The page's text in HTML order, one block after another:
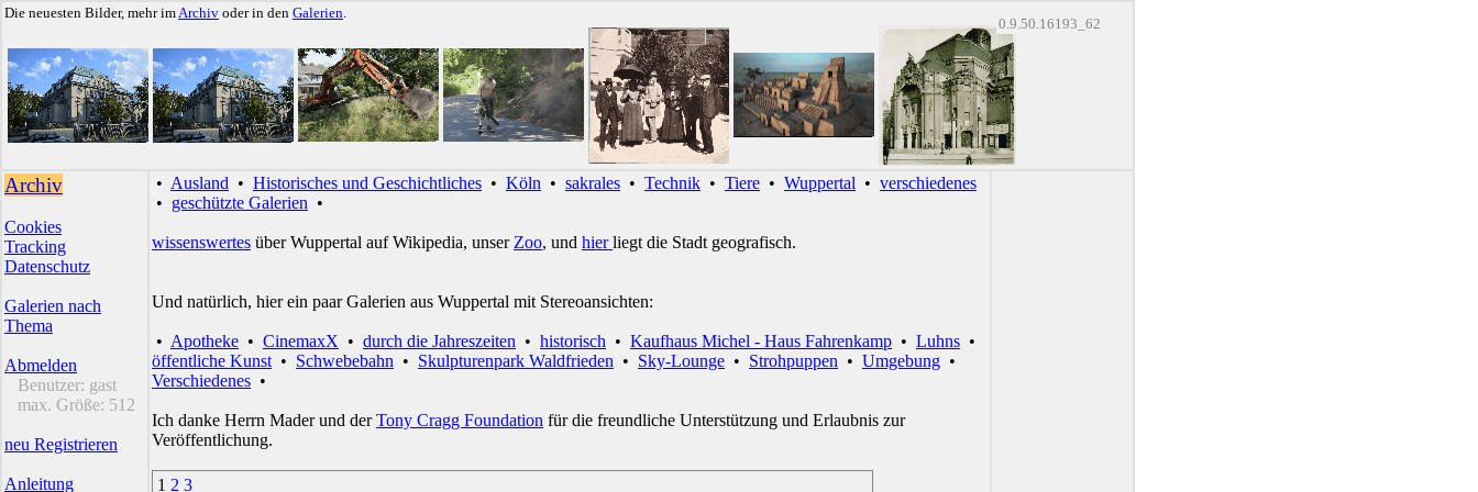
Die neuesten Bilder, mehr imArchiv oder in den Galerien.
0.9.50.16193_62
Archiv
Cookies
Tracking
Datenschutz
Galerien nach
Thema
Abmelden
Benutzer: gast
max. Größe: 512
neu Registrieren
Anleitung
• Ausland • Historisches und Geschichtliches • Köln • sakrales • Technik • Tiere • Wuppertal • verschiedenes
• geschützte Galerien •
wissenswertes über Wuppertal auf Wikipedia, unser Zoo, und hierliegt die Stadt geografisch.
Und natürlich, hier ein paar Galerien aus Wuppertal mit Stereoansichten:
• Apotheke • CinemaxX • durch die Jahreszeiten • historisch • Kaufhaus Michel - Haus Fahrenkamp • Luhns •
öffentliche Kunst • Schwebebahn • Skulpturenpark Waldfrieden • Sky-Lounge • Strohpuppen • Umgebung •
Verschiedenes •
Ich danke Herrn Mader und derTony Cragg Foundation für die freundliche Unterstützung und Erlaubnis zur
Veröffentlichung.
1 2 3